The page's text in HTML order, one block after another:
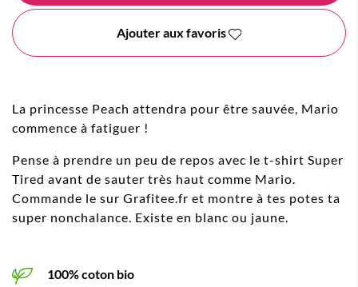
Ajouter aux favoris
La princesse Peach attendra pour être sauvée, Mario
commence à fatiguer !
Pense à prendre un peu de repos avec le t-shirt Super
Tired avant de sauter très haut comme Mario.
Commande le sur Grafitee.fr et montre à tes potes ta
super nonchalance. Existe en blanc ou jaune.
100% coton bio